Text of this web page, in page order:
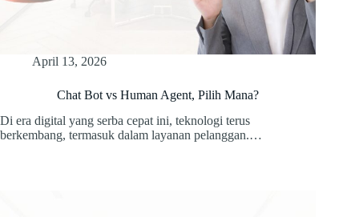
April 13, 2026
Chat Bot vs Human Agent, Pilih Mana?
Di era digital yang serba cepat ini, teknologi terus
berkembang, termasuk dalam layanan pelanggan.…